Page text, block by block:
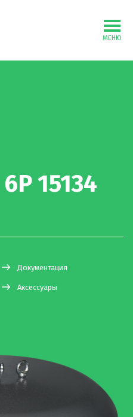
МЕНЮ
15134
Документация
Аксессуары